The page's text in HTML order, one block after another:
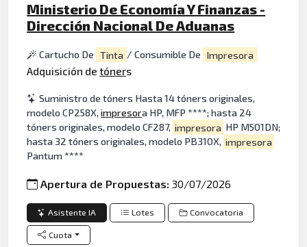
Ministerio De Economía Y Finanzas -
Dirección Nacional De Aduanas
Cartucho De Tinta / Consumible De Impresora
Adquisición detóners
Suministro de tóners Hasta 14 tóners originales,
modelo CP258X,impresora HP, MFP ****; hasta 24
tóners originales, modelo CF287, impresora HP M501DN;
hasta 32 tóners originales, modelo PB310X, impresora
Pantum ****
Apertura de Propuestas:30/07/2026
Asistente IA Lotes Convocatoria
Cuota